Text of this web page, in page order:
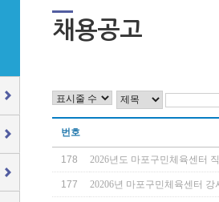
채용공고
번호
178 2026년도 마포구민체육센터
177 20206년 마포구민체육센터